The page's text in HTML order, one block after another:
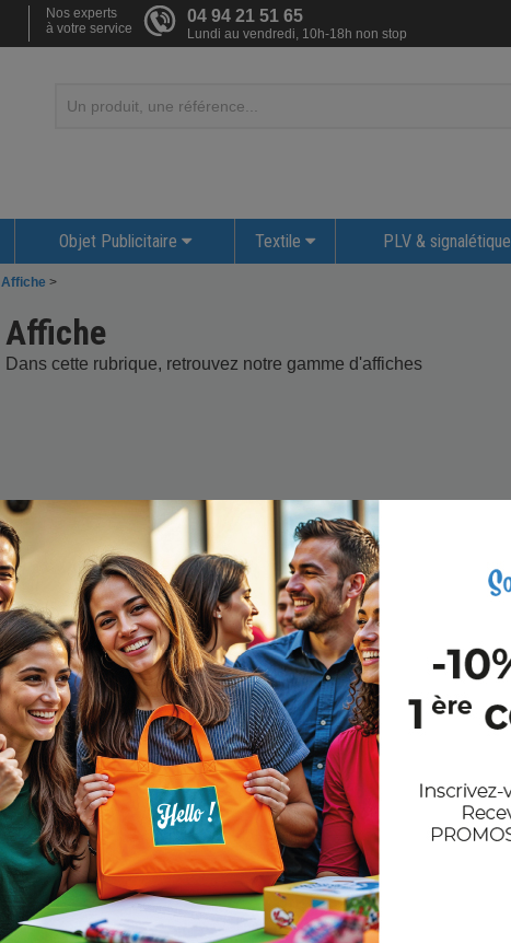
Nos experts
à votre service
04 94 21 51 65
Lundi au vendredi, 10h-18h non stop
Objet Publicitaire Textile PLV & signalétique
Affiche >
Affiche
Dans cette rubrique, retrouvez notre gamme d'affiches